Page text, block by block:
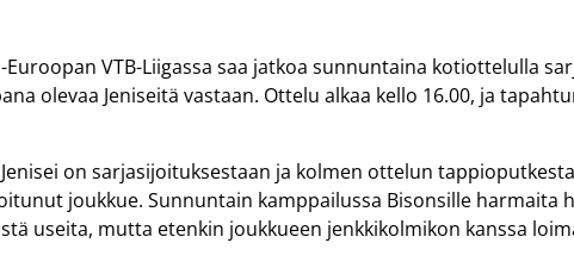
VTB-Liigassa saa jatkoa sunnuntaina kotiottelulla
olevaa Jeniseitä vastaan. Ottelu alkaa kello 16.00, ja
on sarjasijoituksestaan ja kolmen ottelun
joukkue. Sunnuntain kamppailussa Bisonsille harmaita
useita, mutta etenkin joukkueen jenkkikolmikon kanssa